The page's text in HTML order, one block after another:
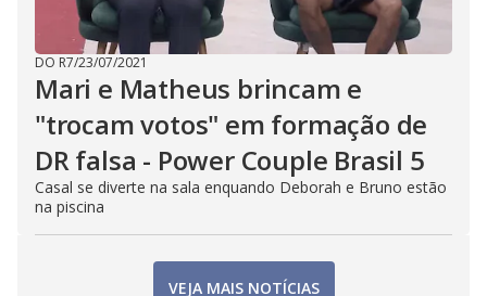
DO R7/23/07/2021
Mari e Matheus brincam e
"trocam votos" em formação de
DR falsa - Power Couple Brasil 5
Casal se diverte na sala enquando Deborah e Bruno estão
na piscina
VEJA MAIS NOTÍCIAS